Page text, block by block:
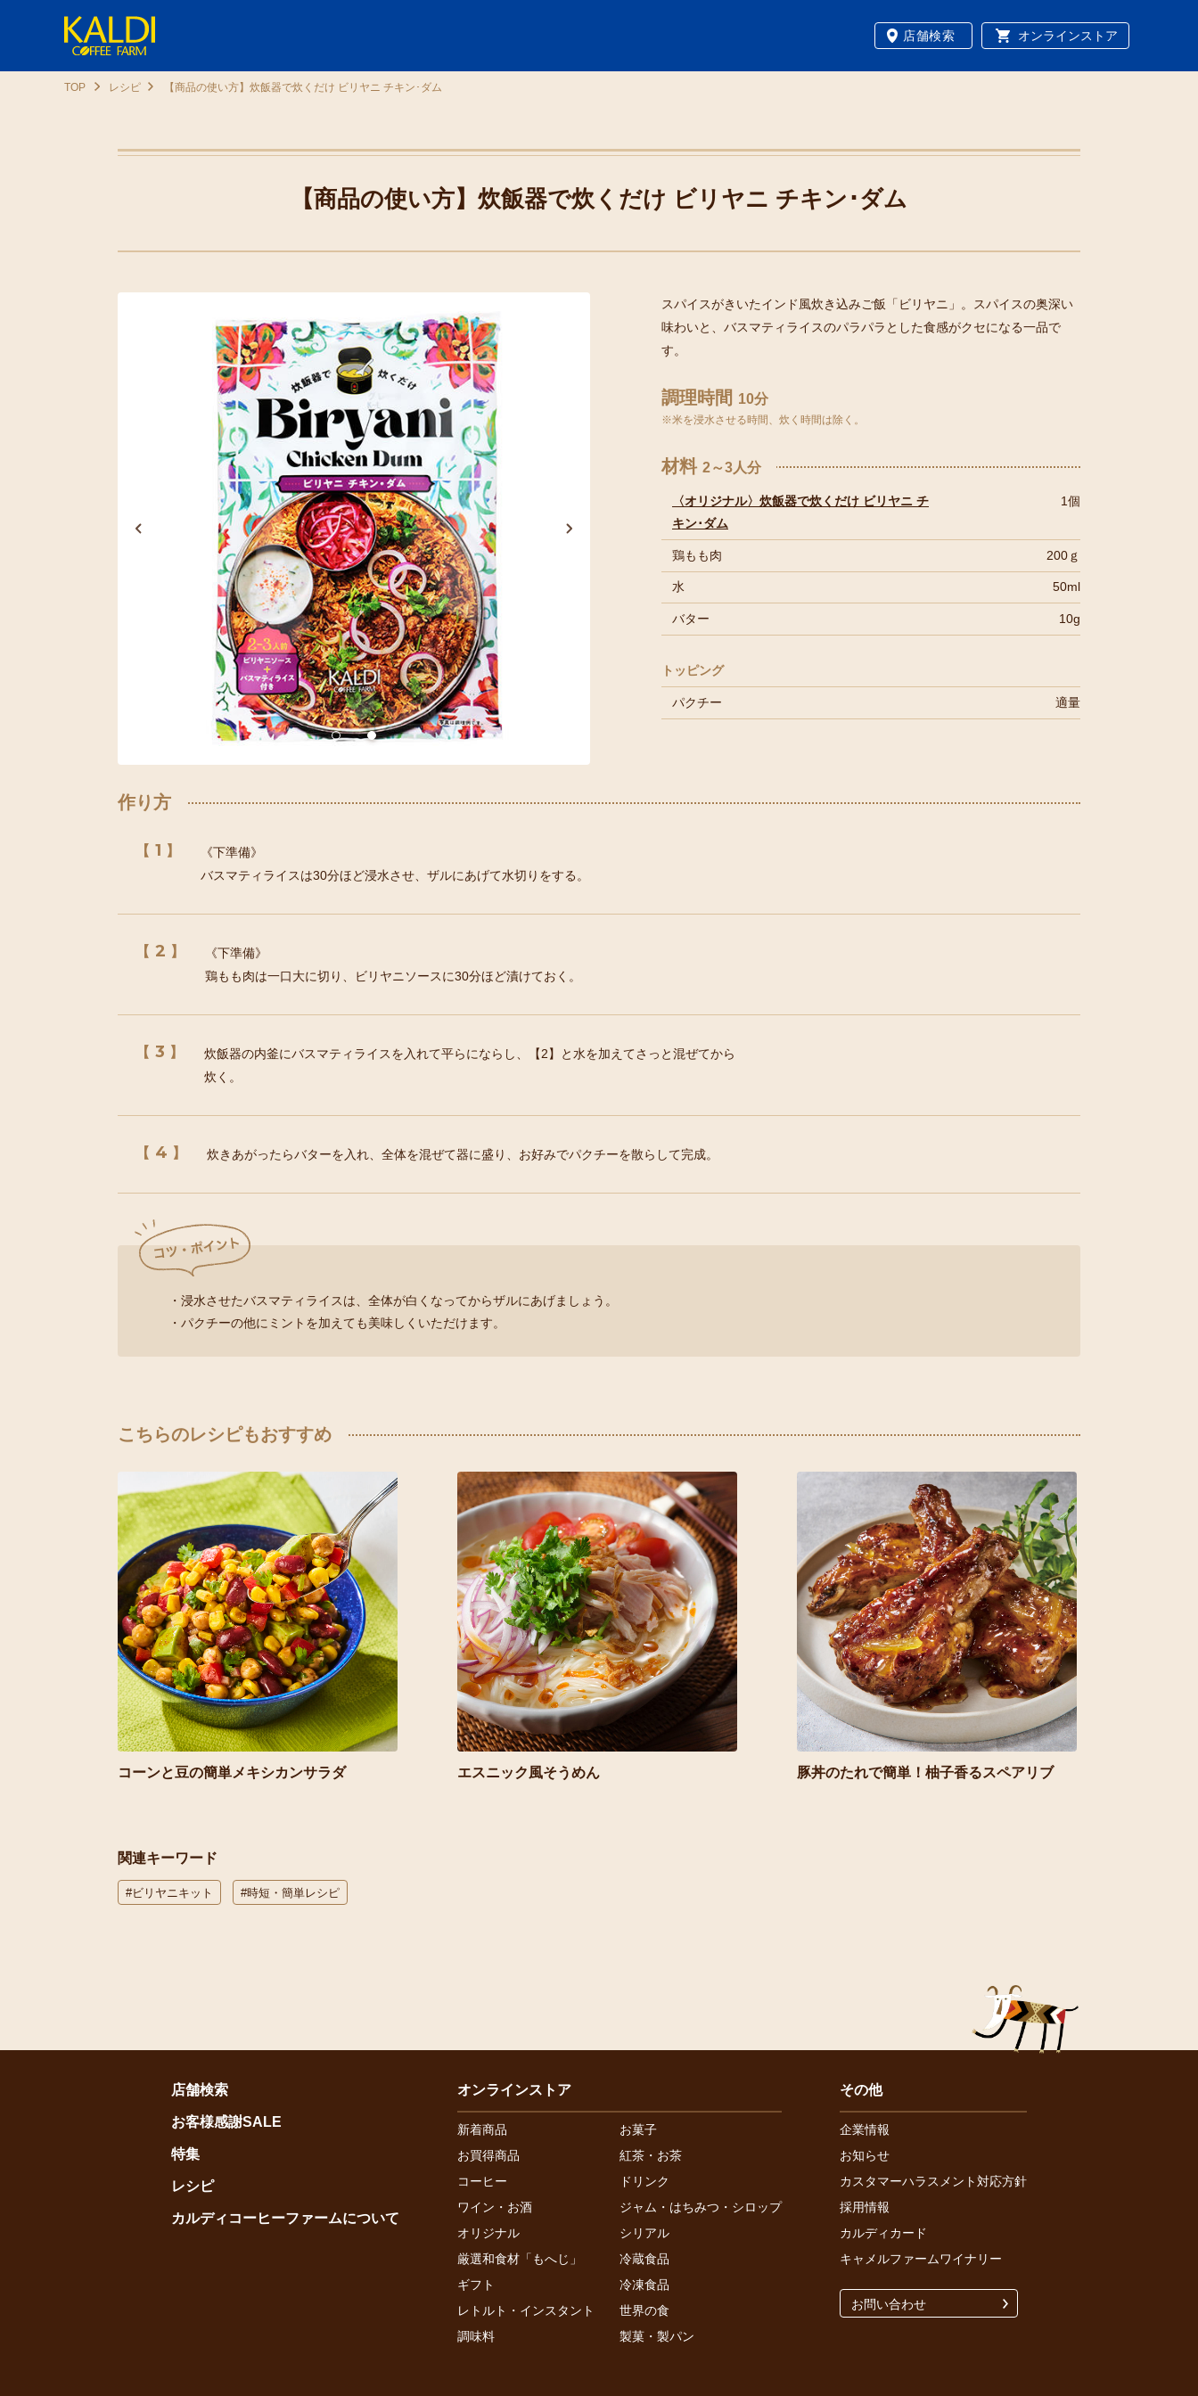
店舗検索 オンラインストア
TOP レシピ 【商品の使い方】炊飯器で炊くだけ ビリヤニ チキン･ダム
【商品の使い方】炊飯器で炊くだけ ビリヤニ チキン･ダム
スパイスがきいたインド風炊き込みご飯「ビリヤニ」。スパイスの奥深い
味わいと、バスマティライスのパラパラとした食感がクセになる一品で
す。
調理時間 10分
※米を浸水させる時間、炊く時間は除く。
材料 2～3人分
〈オリジナル〉炊飯器で炊くだけ ビリヤニ チ
キン･ダム
1個
鶏もも肉 200ｇ
水 50ml
バター 10g
トッピング
パクチー 適量
作り方
1
《下準備》
バスマティライスは30分ほど浸水させ、ザルにあげて水切りをする。
2
《下準備》
鶏もも肉は一口大に切り、ビリヤニソースに30分ほど漬けておく。
3
炊飯器の内釜にバスマティライスを入れて平らにならし、【2】と水を加えてさっと混ぜてから
炊く。
4 炊きあがったらバターを入れ、全体を混ぜて器に盛り、お好みでパクチーを散らして完成。
・浸水させたバスマティライスは、全体が白くなってからザルにあげましょう。
・パクチーの他にミントを加えても美味しくいただけます。
こちらのレシピもおすすめ
コーンと豆の簡単メキシカンサラダ エスニック風そうめん 豚丼のたれで簡単！柚子香るスペアリブ
関連キーワード
#ビリヤニキット #時短・簡単レシピ
店舗検索
お客様感謝SALE
特集
レシピ
カルディコーヒーファームについて
オンラインストア
新着商品
お菓子
お買得商品
紅茶・お茶
コーヒー
ドリンク
ワイン・お酒
ジャム・はちみつ・シロップ
オリジナル
シリアル
厳選和食材「もへじ」
冷蔵食品
ギフト
冷凍食品
レトルト・インスタント
世界の食
調味料
製菓・製パン
その他
企業情報
お知らせ
カスタマーハラスメント対応方針
採用情報
カルディカード
キャメルファームワイナリー
お問い合わせ